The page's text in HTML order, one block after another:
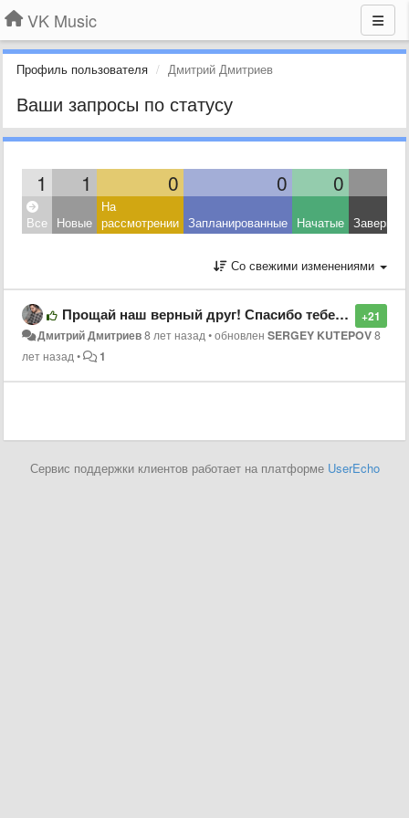
VK Music
Профиль пользователя Дмитрий Дмитриев
Ваши запросы по статусу
1 1 0 0 0
Все Новые
На
рассмотрении Запланированные Начатые
Со свежими изменениями
+21
Прощай наш верный друг! Спасибо тебе за все. Пусть земля тебе будет пухом.
Дмитрий Дмитриев8 лет назад•обновленSERGEY KUTEPOV8
лет назад• 1
Сервис поддержки клиентов работает на платформе UserEcho